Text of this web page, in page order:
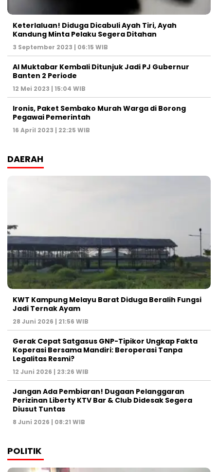
Keterlaluan! Diduga Dicabuli Ayah Tiri, Ayah
Kandung Minta Pelaku Segera Ditahan
3 September 2023 | 06:15 WIB
Al Muktabar Kembali Ditunjuk Jadi PJ Gubernur
Banten 2 Periode
12 Mei 2023 | 15:04 WIB
Ironis, Paket Sembako Murah Warga di Borong
Pegawai Pemerintah
16 April 2023 | 22:25 WIB
DAERAH
KWT Kampung Melayu Barat Diduga Beralih Fungsi
Jadi Ternak Ayam
28 Juni 2026 | 21:56 WIB
Gerak Cepat Satgasus GNP-Tipikor Ungkap Fakta
Koperasi Bersama Mandiri: Beroperasi Tanpa
Legalitas Resmi?
12 Juni 2026 | 23:26 WIB
Jangan Ada Pembiaran! Dugaan Pelanggaran
Perizinan Liberty KTV Bar & Club Didesak Segera
Diusut Tuntas
8 Juni 2026 | 08:21 WIB
POLITIK